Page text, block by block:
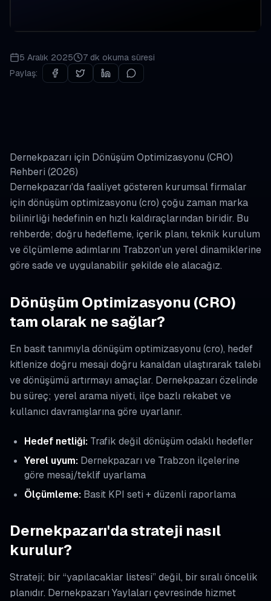
5 Aralık 2025 7 dk okuma süresi
Paylaş:
Dernekpazarı için Dönüşüm Optimizasyonu (CRO)
Rehberi (2026)
Dernekpazarı'da faaliyet gösteren kurumsal firmalar
için dönüşüm optimizasyonu (cro) çoğu zaman marka
bilinirliği hedefinin en hızlı kaldıraçlarından biridir. Bu
rehberde; doğru hedefleme, içerik planı, teknik kurulum
ve ölçümleme adımlarını Trabzon’un yerel dinamiklerine
göre sade ve uygulanabilir şekilde ele alacağız.
Dönüşüm Optimizasyonu (CRO)
tam olarak ne sağlar?
En basit tanımıyla dönüşüm optimizasyonu (cro), hedef
kitlenize doğru mesajı doğru kanaldan ulaştırarak talebi
ve dönüşümü artırmayı amaçlar. Dernekpazarı özelinde
bu süreç; yerel arama niyeti, ilçe bazlı rekabet ve
kullanıcı davranışlarına göre uyarlanır.
Hedef netliği: Trafik değil dönüşüm odaklı hedefler
Yerel uyum: Dernekpazarı ve Trabzon ilçelerine
göre mesaj/teklif uyarlama
Ölçümleme: Basit KPI seti + düzenli raporlama
Dernekpazarı'da strateji nasıl
kurulur?
Strateji; bir “yapılacaklar listesi” değil, bir sıralı öncelik
planıdır. Dernekpazarı Yaylaları çevresinde hizmet